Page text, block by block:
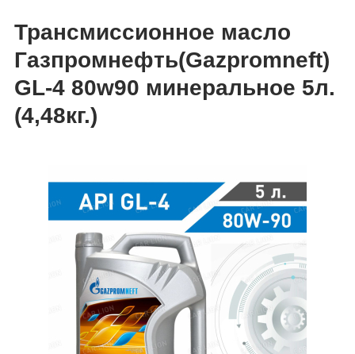
Трансмиссионное масло
Газпромнефть(Gazpromneft)
GL-4 80w90 минеральное 5л.
(4,48кг.)